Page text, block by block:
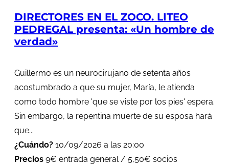
DIRECTORES EN EL ZOCO. LITEO
PEDREGAL presenta: «Un hombre de
verdad»
Guillermo es un neurocirujano de setenta años
acostumbrado a que su mujer, María, le atienda
como todo hombre 'que se viste por los pies' espera.
Sin embargo, la repentina muerte de su esposa hará
que...
¿Cuándo? 10/09/2026 a las 20:00
Precios 9€ entrada general / 5,50€ socios